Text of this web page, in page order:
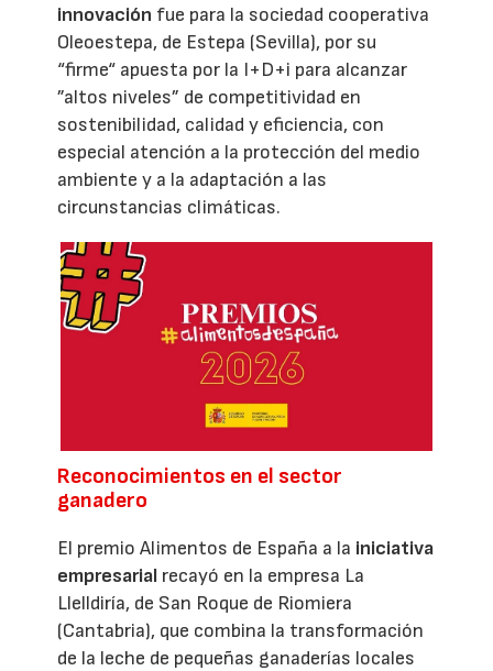
innovación fue para la sociedad cooperativa
Oleoestepa, de Estepa (Sevilla), por su
“firme“ apuesta por la I+D+i para alcanzar
”altos niveles” de competitividad en
sostenibilidad, calidad y eficiencia, con
especial atención a la protección del medio
ambiente y a la adaptación a las
circunstancias climáticas.
Reconocimientos en el sector
ganadero
El premio Alimentos de España a la iniciativa
empresarial recayó en la empresa La
Llelldiría, de San Roque de Riomiera
(Cantabria), que combina la transformación
de la leche de pequeñas ganaderías locales